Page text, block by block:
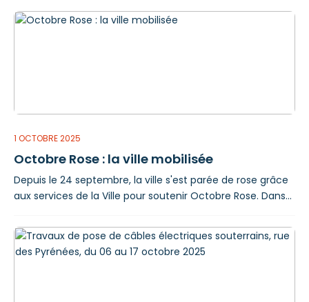
1 OCTOBRE 2025
Octobre Rose : la ville mobilisée
Depuis le 24 septembre, la ville s'est parée de rose grâce
aux services de la Ville pour soutenir Octobre Rose. Dans
au dépistage du cancer du sein, la Ville organise une
journée d'action dimanche 19 octobre au Lac de Lourdes,
combinant courses sportives, ateliers de prévention et